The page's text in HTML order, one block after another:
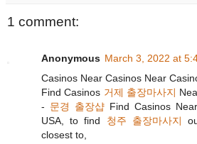
1 comment:
Anonymous March 3, 2022 at
Casinos Near Casinos Near
Find Casinos 거제 출장마사지
- 문경 출장샵 Find Casinos Near
USA, to find 청주 출장마사지
closest to,